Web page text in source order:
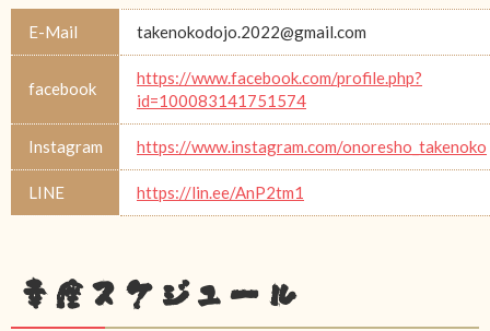
E-Mail takenokodojo.2022@gmail.com
facebook
https://www.facebook.com/profile.php?
id=100083141751574
Instagram https://www.instagram.com/onoresho_takenoko
LINE https://lin.ee/AnP2tm1
幸座スケジュール